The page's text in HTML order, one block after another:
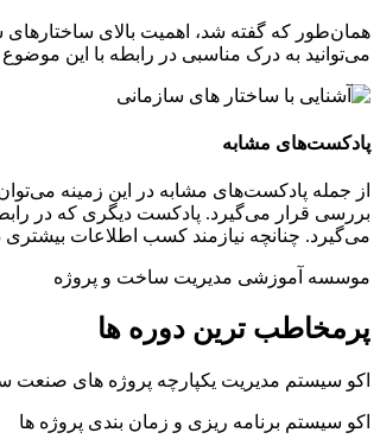
همان‌طور که گفته شد، اهمیت بالای ساختارهای
می‌توانید به درک مناسبی در رابطه با این
پادکست‌های مشابه
از جمله پادکست‌های مشابه در این زمینه
بررسی قرار می‌گیرد. پادکست دیگری که در
می‌گیرد. چنانچه نیازمند کسب اطلاعات بیشتری
موسسه آموزشی مدیریت ساخت و پروژه
پرمخاطب ترین دوره ها
اکو سیستم مدیریت یکپارچه پروژه های صنعت
اکو سیستم برنامه ریزی و زمان بندی پروژه ها